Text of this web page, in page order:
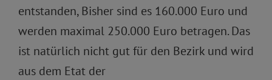
entstanden, Bisher sind es 160.000 Euro und
werden maximal 250.000 Euro betragen. Das
ist natürlich nicht gut für den Bezirk und wird
aus dem Etat der